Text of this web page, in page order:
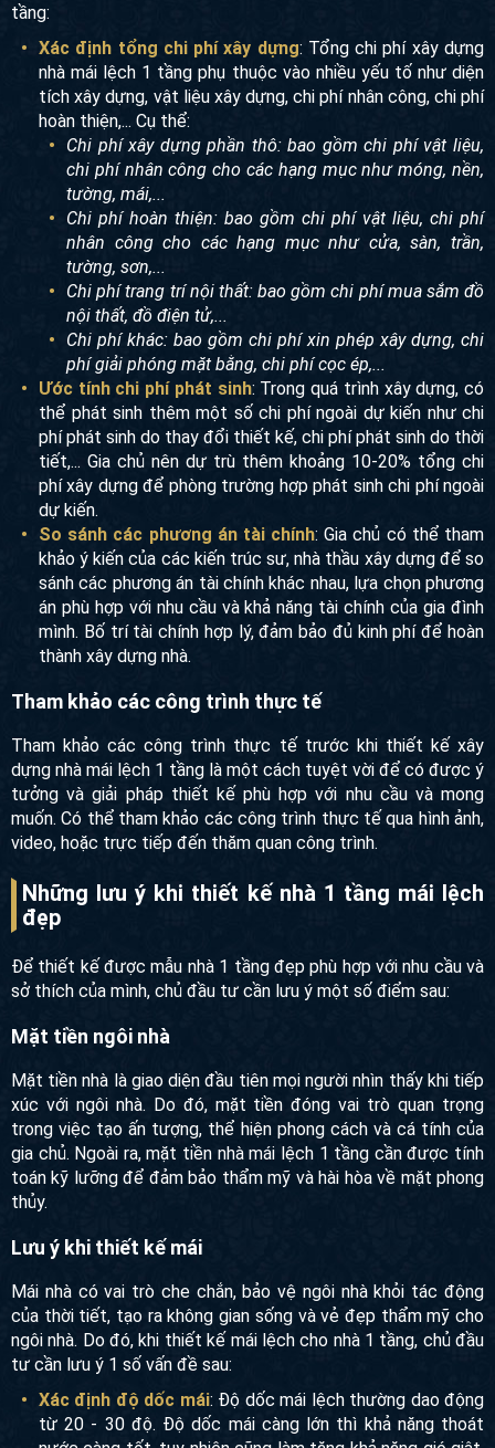
tầng:
Xác định tổng chi phí xây dựng: Tổng chi phí xây dựng
nhà mái lệch 1 tầng phụ thuộc vào nhiều yếu tố như diện
tích xây dựng, vật liệu xây dựng, chi phí nhân công, chi phí
hoàn thiện,... Cụ thể:
Chi phí xây dựng phần thô: bao gồm chi phí vật liệu,
chi phí nhân công cho các hạng mục như móng, nền,
tường, mái,...
Chi phí hoàn thiện: bao gồm chi phí vật liệu, chi phí
nhân công cho các hạng mục như cửa, sàn, trần,
tường, sơn,...
Chi phí trang trí nội thất: bao gồm chi phí mua sắm đồ
nội thất, đồ điện tử,...
Chi phí khác: bao gồm chi phí xin phép xây dựng, chi
phí giải phóng mặt bằng, chi phí cọc ép,...
Ước tính chi phí phát sinh: Trong quá trình xây dựng, có
thể phát sinh thêm một số chi phí ngoài dự kiến như chi
phí phát sinh do thay đổi thiết kế, chi phí phát sinh do thời
tiết,... Gia chủ nên dự trù thêm khoảng 10-20% tổng chi
phí xây dựng để phòng trường hợp phát sinh chi phí ngoài
dự kiến.
So sánh các phương án tài chính: Gia chủ có thể tham
khảo ý kiến của các kiến trúc sư, nhà thầu xây dựng để so
sánh các phương án tài chính khác nhau, lựa chọn phương
án phù hợp với nhu cầu và khả năng tài chính của gia đình
mình. Bố trí tài chính hợp lý, đảm bảo đủ kinh phí để hoàn
thành xây dựng nhà.
Tham khảo các công trình thực tế
Tham khảo các công trình thực tế trước khi thiết kế xây
dựng nhà mái lệch 1 tầng là một cách tuyệt vời để có được ý
tưởng và giải pháp thiết kế phù hợp với nhu cầu và mong
muốn. Có thể tham khảo các công trình thực tế qua hình ảnh,
video, hoặc trực tiếp đến thăm quan công trình.
Những lưu ý khi thiết kế nhà 1 tầng mái lệch
đẹp
Để thiết kế được mẫu nhà 1 tầng đẹp phù hợp với nhu cầu và
sở thích của mình, chủ đầu tư cần lưu ý một số điểm sau:
Mặt tiền ngôi nhà
Mặt tiền nhà là giao diện đầu tiên mọi người nhìn thấy khi tiếp
xúc với ngôi nhà. Do đó, mặt tiền đóng vai trò quan trọng
trong việc tạo ấn tượng, thể hiện phong cách và cá tính của
gia chủ. Ngoài ra, mặt tiền nhà mái lệch 1 tầng cần được tính
toán kỹ lưỡng để đảm bảo thẩm mỹ và hài hòa về mặt phong
thủy.
Lưu ý khi thiết kế mái
Mái nhà có vai trò che chắn, bảo vệ ngôi nhà khỏi tác động
của thời tiết, tạo ra không gian sống và vẻ đẹp thẩm mỹ cho
ngôi nhà. Do đó, khi thiết kế mái lệch cho nhà 1 tầng, chủ đầu
tư cần lưu ý 1 số vấn đề sau:
Xác định độ dốc mái: Độ dốc mái lệch thường dao động
từ 20 - 30 độ. Độ dốc mái càng lớn thì khả năng thoát